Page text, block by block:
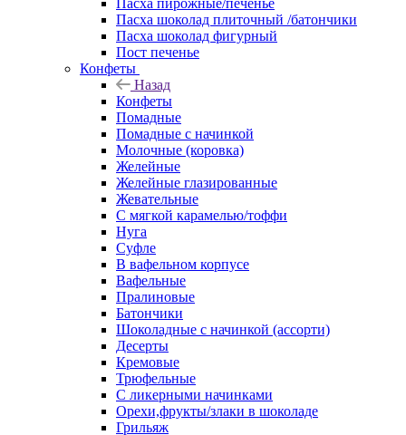
Пасха пирожные/печенье
Пасха шоколад плиточный /батончики
Пасха шоколад фигурный
Пост печенье
Конфеты
Назад
Конфеты
Помадные
Помадные с начинкой
Молочные (коровка)
Желейные
Желейные глазированные
Жевательные
С мягкой карамелью/тоффи
Нуга
Суфле
В вафельном корпусе
Вафельные
Пралиновые
Батончики
Шоколадные с начинкой (ассорти)
Десерты
Кремовые
Трюфельные
С ликерными начинками
Орехи,фрукты/злаки в шоколаде
Грильяж